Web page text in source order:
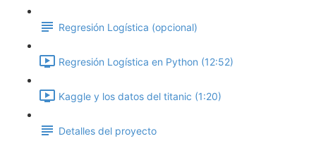
Regresión Logística (opcional)
Regresión Logística en Python (12:52)
Kaggle y los datos del titanic (1:20)
Detalles del proyecto